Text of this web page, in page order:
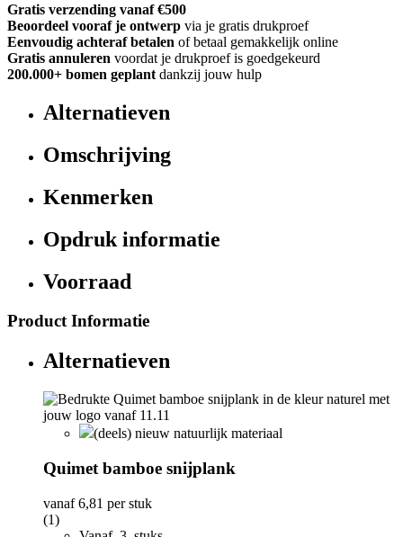
Gratis verzending vanaf €500
Beoordeel vooraf je ontwerp via je gratis drukproef
Eenvoudig achteraf betalen of betaal gemakkelijk online
Gratis annuleren voordat je drukproef is goedgekeurd
200.000+ bomen geplant dankzij jouw hulp
Alternatieven
Omschrijving
Kenmerken
Opdruk informatie
Voorraad
Product Informatie
Alternatieven
(deels) nieuw natuurlijk materiaal
Quimet bamboe snijplank
vanaf6,81 per stuk
(1)